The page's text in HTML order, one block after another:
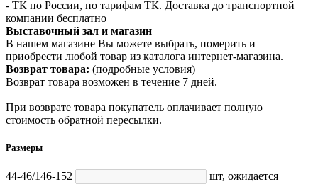
- ТК по России, по тарифам ТК. Доставка до транспортной
компании бесплатно
Выставочный зал и магазин
В нашем магазине Вы можете выбрать, померить и
приобрести любой товар из каталога интернет-магазина.
Возврат товара: (подробные условия)
Возврат товара возможен в течение 7 дней.
При возврате товара покупатель оплачивает полную
стоимость обратной пересылки.
Размеры
44-46/146-152 шт, ожидается